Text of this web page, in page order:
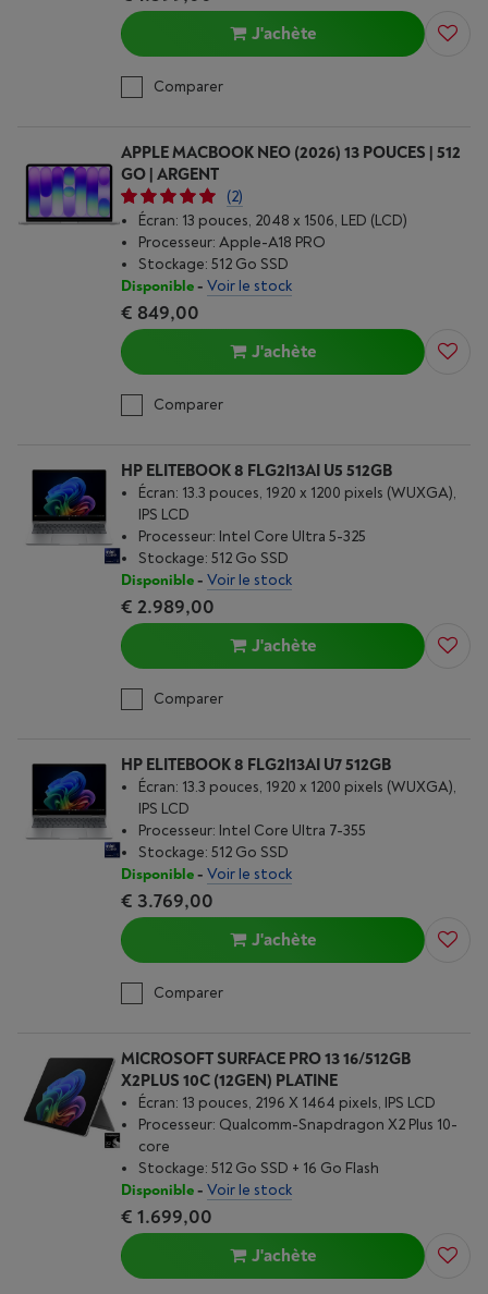
J'achète
Comparer
APPLE MACBOOK NEO (2026) 13 POUCES | 512
GO | ARGENT
(2)
Écran: 13 pouces, 2048 x 1506, LED (LCD)
Processeur: Apple-A18 PRO
Stockage: 512 Go SSD
Disponible- Voir le stock
€ 849,00
J'achète
Comparer
HP ELITEBOOK 8 FLG2I13AI U5 512GB
Écran: 13.3 pouces, 1920 x 1200 pixels (WUXGA),
IPS LCD
Processeur: Intel Core Ultra 5-325
Stockage: 512 Go SSD
Disponible- Voir le stock
€ 2.989,00
J'achète
Comparer
HP ELITEBOOK 8 FLG2I13AI U7 512GB
Écran: 13.3 pouces, 1920 x 1200 pixels (WUXGA),
IPS LCD
Processeur: Intel Core Ultra 7-355
Stockage: 512 Go SSD
Disponible- Voir le stock
€ 3.769,00
J'achète
Comparer
MICROSOFT SURFACE PRO 13 16/512GB
X2PLUS 10C (12GEN) PLATINE
Écran: 13 pouces, 2196 X 1464 pixels, IPS LCD
Processeur: Qualcomm-Snapdragon X2 Plus 10-
core
Stockage: 512 Go SSD + 16 Go Flash
Disponible- Voir le stock
€ 1.699,00
J'achète